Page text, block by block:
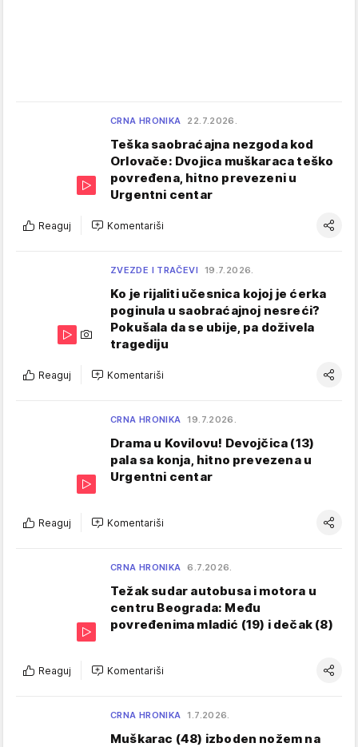
CRNA HRONIKA 22.7.2026.
Teška saobraćajna nezgoda kod
Orlovače: Dvojica muškaraca teško
povređena, hitno prevezeni u
Urgentni centar
Reaguj Komentariši
ZVEZDE I TRAČEVI 19.7.2026.
Ko je rijaliti učesnica kojoj je ćerka
poginula u saobraćajnoj nesreći?
Pokušala da se ubije, pa doživela
tragediju
Reaguj Komentariši
CRNA HRONIKA 19.7.2026.
Drama u Kovilovu! Devojčica (13)
pala sa konja, hitno prevezena u
Urgentni centar
Reaguj Komentariši
CRNA HRONIKA 6.7.2026.
Težak sudar autobusa i motora u
centru Beograda: Među
povređenima mladić (19) i dečak (8)
Reaguj Komentariši
CRNA HRONIKA 1.7.2026.
Muškarac (48) izboden nožem na